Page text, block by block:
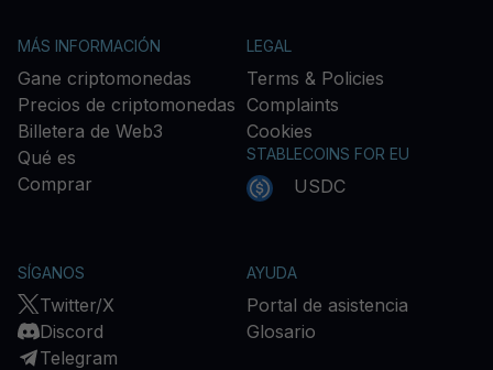
MÁS INFORMACIÓN
Gane criptomonedas
Precios de criptomonedas
Billetera de Web3
Qué es
Comprar
LEGAL
Terms & Policies
Complaints
Cookies
STABLECOINS FOR EU
USDC
SÍGANOS
Twitter/X
Discord
Telegram
AYUDA
Portal de asistencia
Glosario